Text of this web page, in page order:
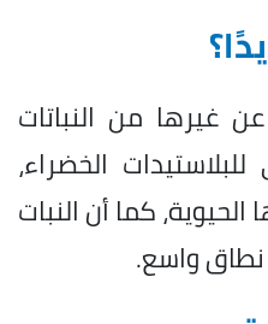
غيرها من النباتات
للبلاستيدات الخضراء،
كما أن النبات
واسع.